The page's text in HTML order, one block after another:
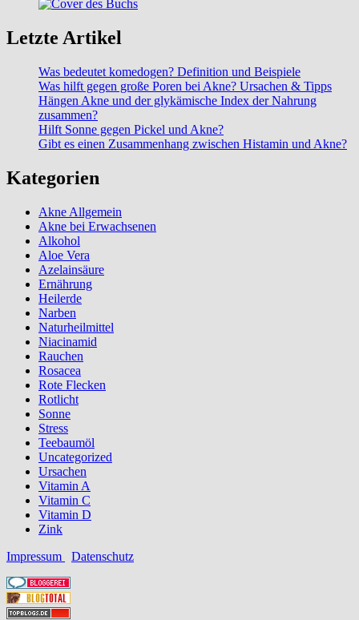
Letzte Artikel
Was bedeutet komedogen? Definition und Beispiele
Was hilft gegen große Poren bei Akne? Ursachen & Tipps
Hängen Akne und der glykämische Index der Nahrung
zusammen?
Hilft Sonne gegen Pickel und Akne?
Gibt es einen Zusammenhang zwischen Histamin und Akne?
Kategorien
Akne Allgemein
Akne bei Erwachsenen
Alkohol
Aloe Vera
Azelainsäure
Ernährung
Heilerde
Narben
Naturheilmittel
Niacinamid
Rauchen
Rosacea
Rote Flecken
Rotlicht
Sonne
Stress
Teebaumöl
Uncategorized
Ursachen
Vitamin A
Vitamin C
Vitamin D
Zink
Impressum
Datenschutz